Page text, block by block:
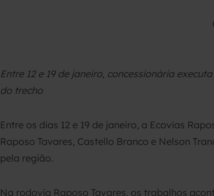
Entre 12 e 19 de janeiro, concessionária
do trecho
Entre os dias 12 e 19 de janeiro, a Ecovias
Raposo Tavares, Castello Branco e Nelson
pela região.
Na rodovia Raposo Tavares, os trabalhos